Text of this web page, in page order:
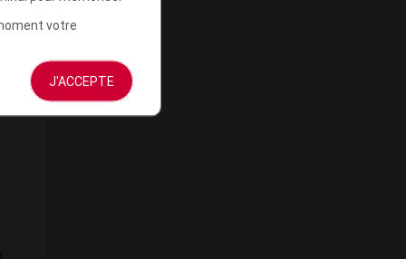
votre
J'ACCEPTE